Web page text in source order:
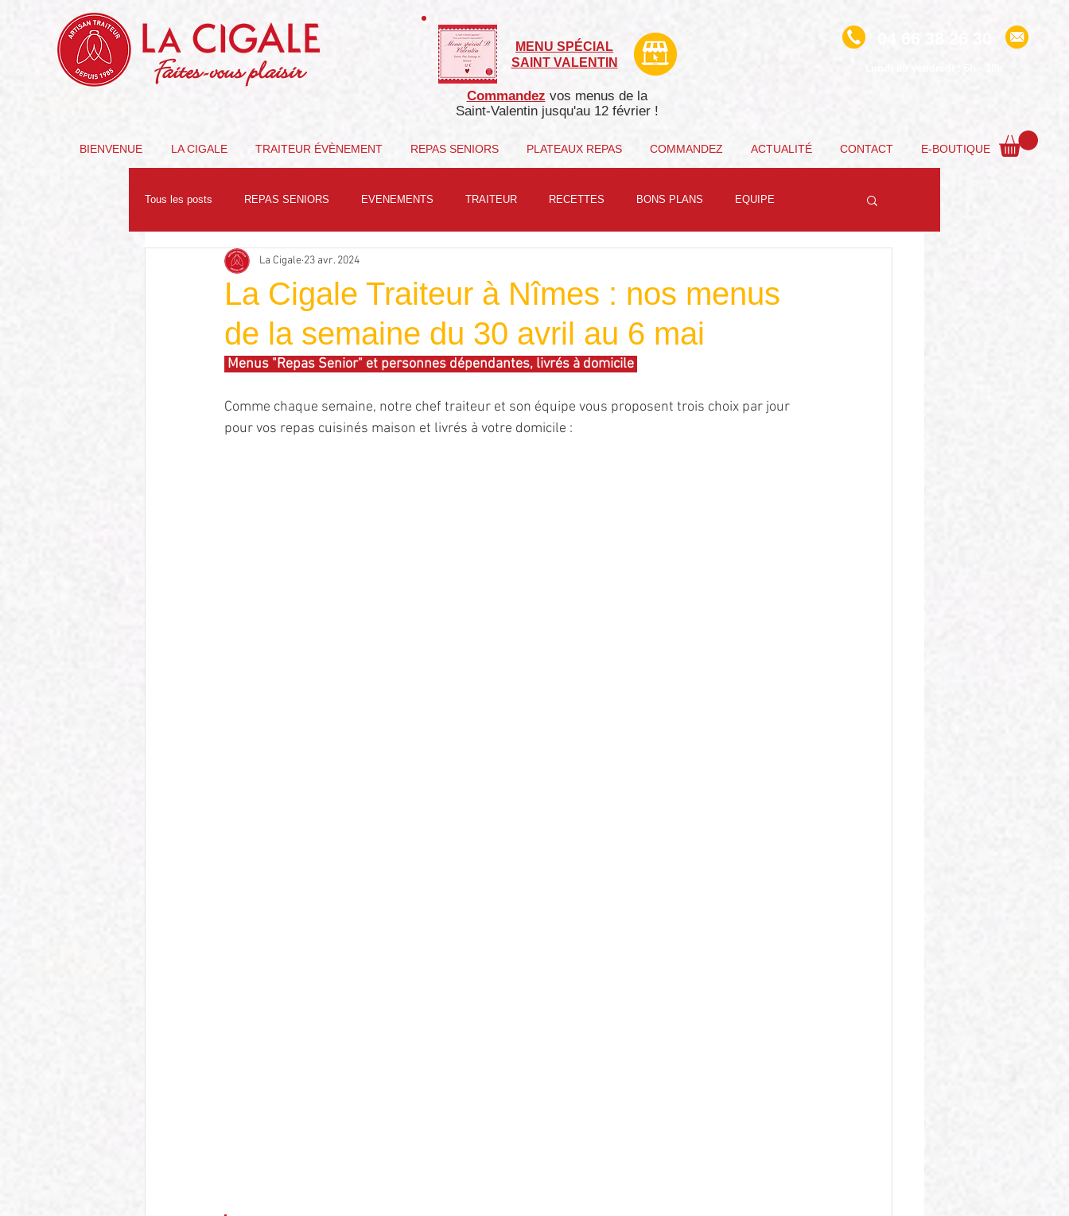
Faites-vous plaisir
MENU SPÉCIAL
SAINT VALENTIN
Commandez vos menus de la
Saint-Valentin jusqu'au 12 février !
BIENVENUE LA CIGALE TRAITEUR ÉVÈNEMENT REPAS SENIORS PLATEAUX REPAS COMMANDEZ ACTUALITÉ CONTACT E-BOUTIQUE
Tous les posts REPAS SENIORS EVENEMENTS TRAITEUR RECETTES BONS PLANS EQUIPE
PARTENAIRES NUTRITION
La Cigale Traiteur à Nîmes : nos menus
de la semaine du 30 avril au 6 mai
La Cigale 23 avr. 2024
Menus "Repas Senior" et personnes dépendantes, livrés à domicile
Comme chaque semaine, notre chef traiteur et son équipe vous proposent trois choix par jour
pour vos repas cuisinés maison et livrés à votre domicile :